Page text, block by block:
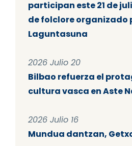
participan este 21 de
de folclore organizado
Laguntasuna
2026 Julio 20
Bilbao refuerza el
cultura vasca en Aste
2026 Julio 16
Mundua dantzan,